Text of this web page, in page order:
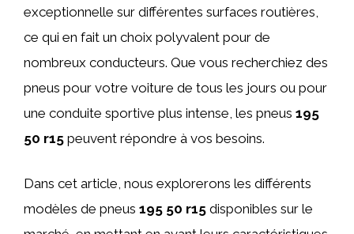
exceptionnelle sur différentes surfaces routières,
ce qui en fait un choix polyvalent pour de
nombreux conducteurs. Que vous recherchiez des
pneus pour votre voiture de tous les jours ou pour
une conduite sportive plus intense, les pneus 195
50 r15 peuvent répondre à vos besoins.
Dans cet article, nous explorerons les différents
modèles de pneus 195 50 r15 disponibles sur le